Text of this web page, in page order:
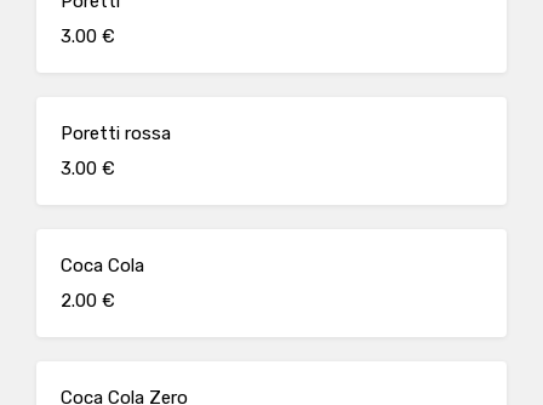
3.00 €
Poretti rossa
3.00 €
Coca Cola
2.00 €
Coca Cola Zero